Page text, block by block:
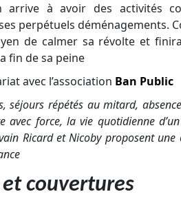
arrive à avoir des activités
perpétuels déménagements.
de calmer sa révolte et
fin de sa peine
avec l’association Ban Public
séjours répétés au mitard,
avec force, la vie quotidienne
Ricard et Nicoby proposent
couvertures